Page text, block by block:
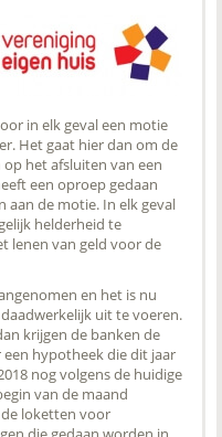
in elk geval een motie
Het gaat hier dan om de
het afsluiten van een
een oproep gedaan
aan de motie. In elk geval
helderheid te
lenen van geld voor de
en het is nu
uit te voeren.
krijgen de banken de
hypotheek die dit jaar
nog volgens de huidige
van de maand
loketten voor